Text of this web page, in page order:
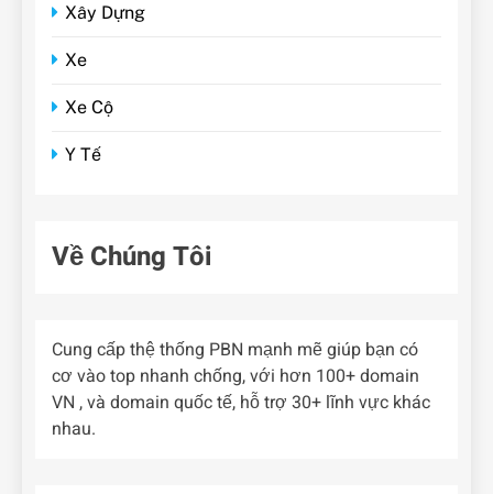
Xây Dựng
Xe
Xe Cộ
Y Tế
Về Chúng Tôi
Cung cấp thệ thống PBN mạnh mẽ giúp bạn có
cơ vào top nhanh chống, với hơn 100+ domain
VN , và domain quốc tế, hỗ trợ 30+ lĩnh vực khác
nhau.